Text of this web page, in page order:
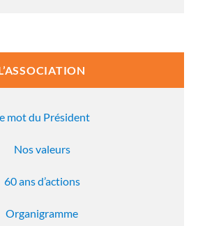
mot du Président
Nos valeurs
60 ans d’actions
Organigramme